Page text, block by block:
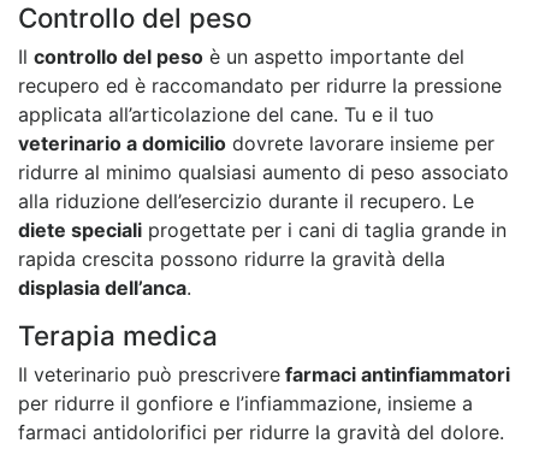
Controllo del peso
Il controllo del peso è un aspetto importante del
recupero ed è raccomandato per ridurre la pressione
applicata all’articolazione del cane. Tu e il tuo
veterinario a domicilio dovrete lavorare insieme per
ridurre al minimo qualsiasi aumento di peso associato
alla riduzione dell’esercizio durante il recupero. Le
diete speciali progettate per i cani di taglia grande in
rapida crescita possono ridurre la gravità della
displasia dell’anca.
Terapia medica
Il veterinario può prescrivere farmaci antinfiammatori
per ridurre il gonfiore e l’infiammazione, insieme a
farmaci antidolorifici per ridurre la gravità del dolore.